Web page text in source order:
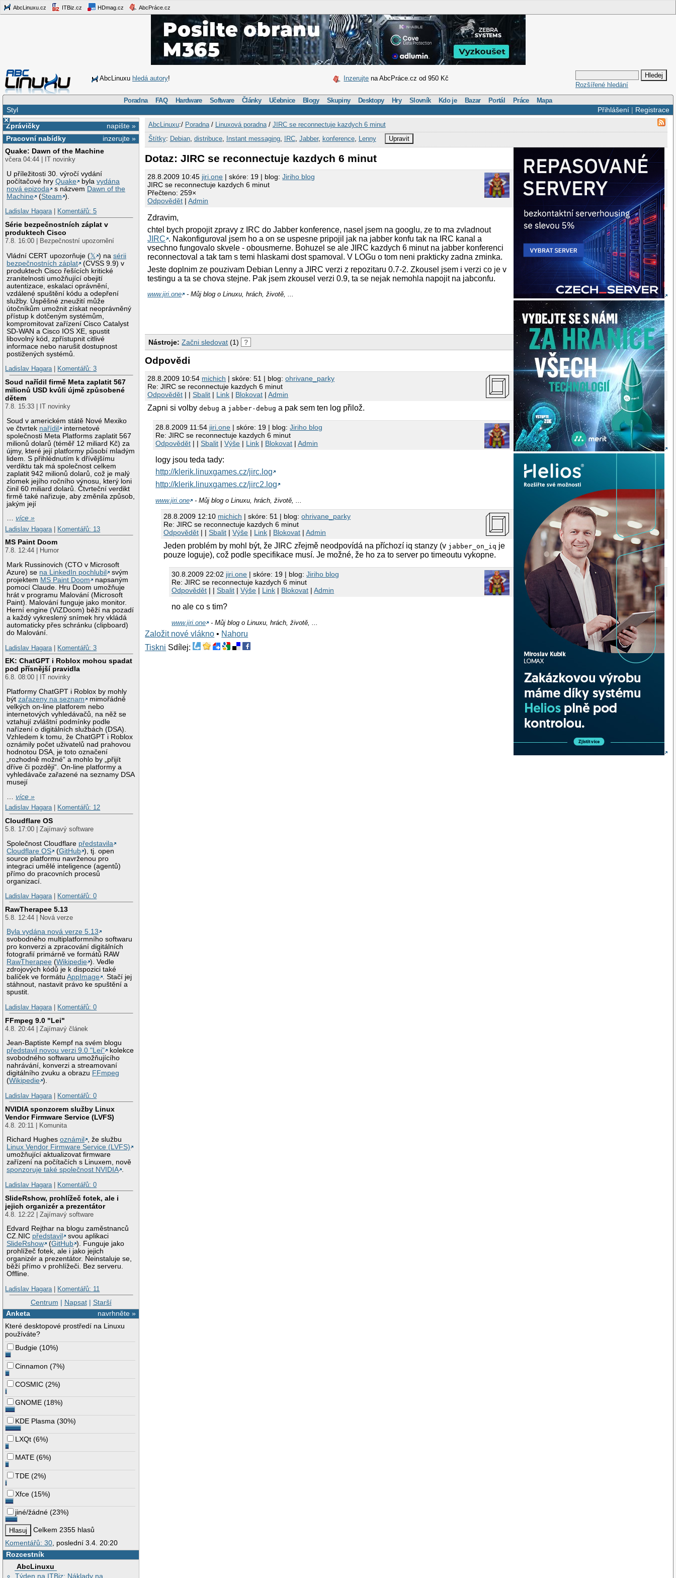
AbcLinuxu.cz ITBiz.cz HDmag.cz AbcPráce.cz
AbcLinuxu hledá autory! Inzerujte na AbcPráce.cz od 950 Kč
Rozšířené hledání
Poradna FAQ Hardware Software Články Učebnice Blogy Skupiny Desktopy Hry Slovník Kdo je Bazar Portál Práce Mapa
Přihlášení| Registrace
Styl
×
napište »
Zprávičky
inzerujte »
Pracovní nabídky
Quake: Dawn of the Machine
včera 04:44 | IT novinky
U příležitosti 30. výročí vydání
počítačové hryQuake bylavydána
nová epizoda
s názvem Dawn of the
Machine
(Steam ).
Ladislav Hagara| Komentářů: 5
Série bezpečnostních záplat v
produktech Cisco
7.8. 16:00 | Bezpečnostní upozornění
Vládní CERT upozorňuje (𝕏 ) nasérii
bezpečnostních záplat
(CVSS 9.9) v
produktech Cisco řešících kritické
zranitelnosti umožňující obejití
autentizace, eskalaci oprávnění,
vzdálené spuštění kódu a odepření
služby. Úspěšné zneužití může
útočníkům umožnit získat neoprávněný
přístup k dotčeným systémům,
kompromitovat zařízení Cisco Catalyst
SD-WAN a Cisco IOS XE, spustit
libovolný kód, zpřístupnit citlivé
informace nebo narušit dostupnost
postižených systémů.
Ladislav Hagara| Komentářů: 3
Soud nařídil firmě Meta zaplatit 567
milionů USD kvůli újmě způsobené
dětem
7.8. 15:33 | IT novinky
Soud v americkém státě Nové Mexiko
ve čtvrtek nařídil
internetové
společnosti Meta Platforms zaplatit 567
milionů dolarů (téměř 12 miliard Kč) za
újmy, které její platformy působí mladým
lidem. S přihlédnutím k dřívějšímu
verdiktu tak má společnost celkem
zaplatit 942 milionů dolarů, což je malý
zlomek jejího ročního výnosu, který loni
činil 60 miliard dolarů. Čtvrteční verdikt
firmě také nařizuje, aby změnila způsob,
jakým její
…více »
Ladislav Hagara
Komentářů: 13
MS Paint Doom
7.8. 12:44 | Humor
Mark Russinovich (CTO v Microsoft
Azure) se na LinkedIn pochlubil
svým
projektem MS Paint Doom
napsaným
pomocí Claude. Hru Doom umožňuje
hrát v programu Malování (Microsoft
Paint). Malování funguje jako monitor.
Herní engine (ViZDoom) běží na pozadí
a každý vykreslený snímek hry vkládá
automaticky přes schránku (clipboard)
do Malování.
Ladislav Hagara
Komentářů: 3
EK: ChatGPT i Roblox mohou spadat
pod přísnější pravidla
6.8. 08:00 | IT novinky
Platformy ChatGPT i Roblox by mohly
býtzařazeny na seznam
mimořádně
velkých on-line platforem nebo
internetových vyhledávačů, na něž se
vztahují zvláštní podmínky podle
nařízení o digitálních službách (DSA).
Vzhledem k tomu, že ChatGPT i Roblox
oznámily počet uživatelů nad prahovou
hodnotou DSA, je toto označení
„rozhodně možné“ a mohlo by „přijít
dříve či později“. On-line platformy a
vyhledávače zařazené na seznamy DSA
musejí
…více »
Ladislav Hagara| Komentářů: 12
Cloudflare OS
5.8. 17:00 | Zajímavý software
Společnost Cloudflare představila
Cloudflare OS
(GitHub ), tj. open
source platformu navrženou pro
integraci umělé inteligence (agentů)
přímo do pracovních procesů
organizací.
Ladislav Hagara| Komentářů: 0
RawTherapee 5.13
5.8. 12:44 | Nová verze
Byla vydána nová verze 5.13
svobodného multiplatformního softwaru
pro konverzi a zpracování digitálních
fotografií primárně ve formátů RAW
RawTherapee (Wikipedie ). Vedle
zdrojových kódů je k dispozici také
balíček ve formátuAppImage . Stačí jej
stáhnout, nastavit právo ke spuštění a
spustit.
Ladislav Hagara| Komentářů: 0
FFmpeg 9.0 "Lei"
4.8. 20:44 | Zajímavý článek
Jean-Baptiste Kempf na svém blogu
představil novou verzi 9.0 "Lei"
kolekce
svobodného softwaru umožňujícího
nahrávání, konverzi a streamovaní
digitálního zvuku a obrazu FFmpeg
(Wikipedie ).
Ladislav Hagara| Komentářů: 0
NVIDIA sponzorem služby Linux
Vendor Firmware Service (LVFS)
4.8. 20:11 | Komunita
Richard Hughesoznámil
, že službu
Linux Vendor Firmware Service (LVFS)
umožňující aktualizovat firmware
zařízení na počítačích s Linuxem, nově
sponzoruje také společnost NVIDIA .
Ladislav Hagara| Komentářů: 0
SlideRshow, prohlížeč fotek, ale i
jejich organizér a prezentátor
4.8. 12:22 | Zajímavý software
Edvard Rejthar na blogu zaměstnanců
CZ.NIC představil
svou aplikaci
SlideRshow
(GitHub ). Funguje jako
prohlížeč fotek, ale i jako jejich
organizér a prezentátor. Neinstaluje se,
běží přímo v prohlížeči. Bez serveru.
Offline.
Ladislav Hagara| Komentářů: 11
Centrum | Napsat| Starší
navrhněte »
Anketa
Které desktopové prostředí na Linuxu
používáte?
Budgie (10%)
Cinnamon (7%)
COSMIC (2%)
GNOME (18%)
KDE Plasma (30%)
LXQt (6%)
MATE (6%)
TDE (2%)
Xfce (15%)
jiné/žádné (23%)
Celkem 2355 hlasů
Komentářů: 30 , poslední 3.4. 20:20
Rozcestník
AbcLinuxu
Týden na ITBiz: Náklady na
AbcLinuxu:/ Poradna/ Linuxová poradna/ JIRC se reconnectuje kazdych 6 minut
Štítky: Debian, distribuce, Instant messaging, IRC, Jabber, konference, Lenny Upravit
Dotaz: JIRC se reconnectuje kazdych 6 minut
28.8.2009 10:45 jiri.one | skóre: 19 | blog:Jiriho blog
JIRC se reconnectuje kazdych 6 minut
Přečteno: 259×
Odpovědět |Admin
Zdravim,
chtel bych propojit zpravy z IRC do Jabber konference, nasel jsem na googlu, ze to ma zvladnout
JIRC . Nakonfiguroval jsem ho a on se uspesne pripojil jak na jabber konfu tak na IRC kanal a
vsechno fungovalo skvele - obousmerne. Bohuzel se ale JIRC kazdych 6 minut na jabber konferenci
reconnectoval a tak tam s temi hlaskami dost spamoval. V LOGu o tom neni prakticky zadna zminka.
Jeste doplnim ze pouzivam Debian Lenny a JIRC verzi z repozitaru 0.7-2. Zkousel jsem i verzi co je v
testingu a ta se chova stejne. Pak jsem zkousel verzi 0.9, ta se nejak nemohla napojit na jabconfu.
www.jiri.one - Můj blog o Linuxu, hrách, životě, ...
Nástroje: Začni sledovat (1) ?
Odpovědi
28.8.2009 10:54 michich | skóre: 51 | blog:ohrivane_parky
Re: JIRC se reconnectuje kazdych 6 minut
Odpovědět | |Sbalit | Link | Blokovat |Admin
Zapni si volbydebug a jabber-debug a pak sem ten log přilož.
28.8.2009 11:54 jiri.one | skóre: 19 | blog:Jiriho blog
Re: JIRC se reconnectuje kazdych 6 minut
Odpovědět | |Sbalit |Výše | Link | Blokovat |Admin
logy jsou teda tady:
http://klerik.linuxgames.cz/jirc.log
http://klerik.linuxgames.cz/jirc2.log
www.jiri.one - Můj blog o Linuxu, hrách, životě, ...
28.8.2009 12:10 michich | skóre: 51 | blog:ohrivane_parky
Re: JIRC se reconnectuje kazdych 6 minut
Odpovědět | |Sbalit |Výše | Link | Blokovat |Admin
Jeden problém by mohl být, že JIRC zřejmě neodpovídá na příchozí iq stanzy (v jabber_on_iq je
pouze loguje), což podle specifikace musí. Je možné, že ho za to server po timeoutu vykopne.
30.8.2009 22:02 jiri.one | skóre: 19 | blog:Jiriho blog
Re: JIRC se reconnectuje kazdych 6 minut
Odpovědět | |Sbalit |Výše | Link | Blokovat |Admin
no ale co s tim?
www.jiri.one - Můj blog o Linuxu, hrách, životě, ...
Založit nové vlákno • Nahoru
Tiskni Sdílej: